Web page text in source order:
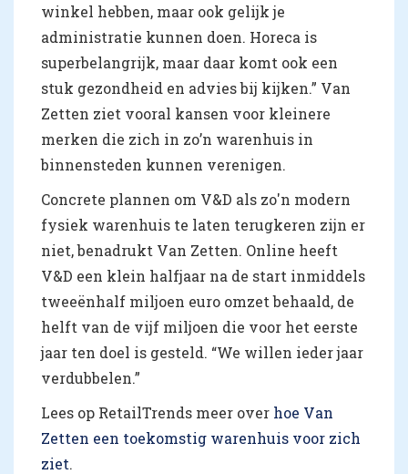
winkel hebben, maar ook gelijk je
administratie kunnen doen. Horeca is
superbelangrijk, maar daar komt ook een
stuk gezondheid en advies bij kijken.” Van
Zetten ziet vooral kansen voor kleinere
merken die zich in zo’n warenhuis in
binnensteden kunnen verenigen.
Concrete plannen om V&D als zo'n modern
fysiek warenhuis te laten terugkeren zijn er
niet, benadrukt Van Zetten. Online heeft
V&D een klein halfjaar na de start inmiddels
tweeënhalf miljoen euro omzet behaald, de
helft van de vijf miljoen die voor het eerste
jaar ten doel is gesteld. “We willen ieder jaar
verdubbelen.”
Lees op RetailTrends meer over hoe Van
Zetten een toekomstig warenhuis voor zich
ziet.